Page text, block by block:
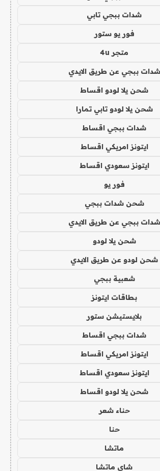
شدات ببجي تابي
فور يو ستور
متجر 4u
شدات ببجي عن طريق الايدي
شحن يلا لودو اقساط
شحن يلا لودو تابي تمارا
شدات ببجي اقساط
ايتونز امريكي اقساط
ايتونز سعودي اقساط
فور يو
شحن شدات ببجي
شدات ببجي عن طريق الايدي
شحن يلا لودو
شحن لودو عن طريق الايدي
شعبية ببجي
بطاقات ايتونز
بلايستيشن ستور
شدات ببجي اقساط
ايتونز امريكي اقساط
ايتونز سعودي اقساط
شحن يلا لودو اقساط
حناء شعر
حنا
ماتشا
شاي ماتشا